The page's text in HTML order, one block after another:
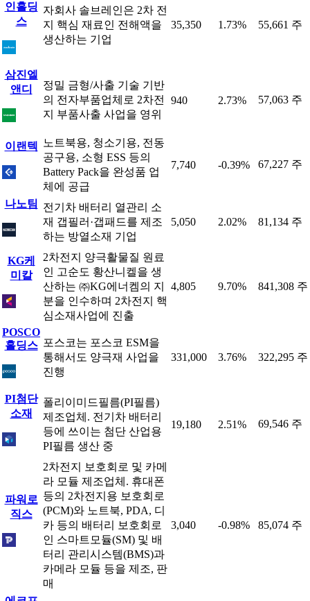
인홀딩
스
자회사 솔브레인은 2차 전
지 핵심 재료인 전해액을
생산하는 기업
35,350 1.73% 55,661 주
삼진엘
앤디
정밀 금형/사출 기술 기반
의 전자부품업체로 2차전
지 부품사출 사업을 영위
940 2.73% 57,063 주
이랜텍
노트북용, 청소기용, 전동
공구용, 소형 ESS 등의
Battery Pack을 완성품 업
체에 공급
7,740 -0.39% 67,227 주
나노팀 전기차 배터리 열관리 소
재 갭필러·갭패드를 제조
하는 방열소재 기업
5,050 2.02% 81,134 주
KG케
미칼
2차전지 양극활물질 원료
인 고순도 황산니켈을 생
산하는 ㈜KG에너켐의 지
분을 인수하며 2차전지 핵
심소재사업에 진출
4,805 9.70% 841,308 주
POSCO
홀딩스 포스코는 포스코 ESM을
통해서도 양극재 사업을
진행
331,000 3.76% 322,295 주
PI첨단
소재
폴리이미드필름(PI필름)
제조업체. 전기차 배터리
등에 쓰이는 첨단 산업용
PI필름 생산 중
19,180 2.51% 69,546 주
파워로
직스
2차전지 보호회로 및 카메
라 모듈 제조업체. 휴대폰
등의 2차전지용 보호회로
(PCM)와 노트북, PDA, 디
카 등의 배터리 보호회로
인 스마트모듈(SM) 및 배
터리 관리시스템(BMS)과
카메라 모듈 등을 제조, 판
매
3,040 -0.98% 85,074 주